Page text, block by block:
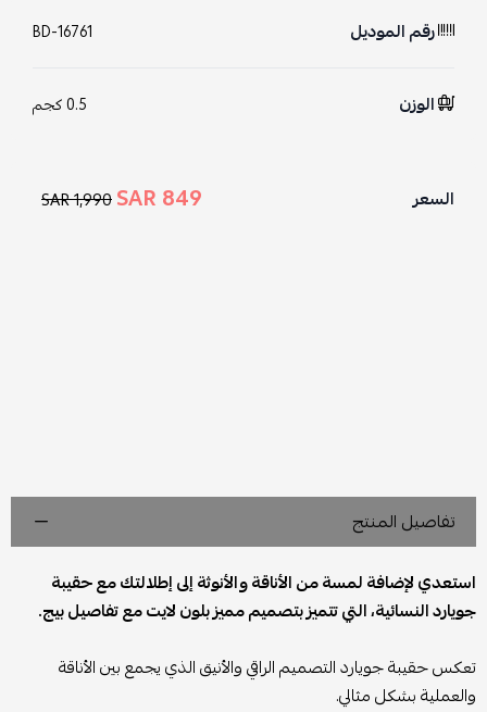
رقم الموديل BD-16761
الوزن 0.5 كجم
السعر 849 SAR
1,990 SAR
تفاصيل المنتج
استعدي لإضافة لمسة من الأناقة والأنوثة إلى إطلالتك مع حقيبة
جويارد النسائية، التي تتميز بتصميم مميز بلون لايت مع تفاصيل بيج.
تعكس حقيبة جويارد التصميم الراقي والأنيق الذي يجمع بين الأناقة
والعملية بشكل مثالي.